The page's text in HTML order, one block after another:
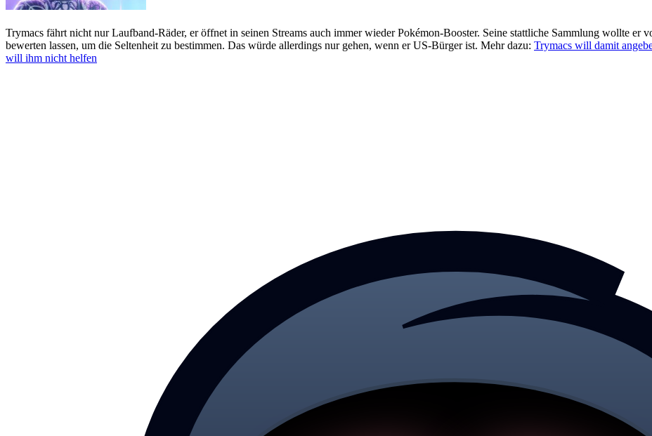
Trymacs fährt nicht nur Laufband-Räder, er öffnet in seinen Streams auch immer wieder Pokémon-Booster. Seine stattliche Sammlung wollte er
bewerten lassen, um die Seltenheit zu bestimmen. Das würde allerdings nur gehen, wenn er US-Bürger ist. Mehr dazu: Trymacs will damit
will ihm nicht helfen